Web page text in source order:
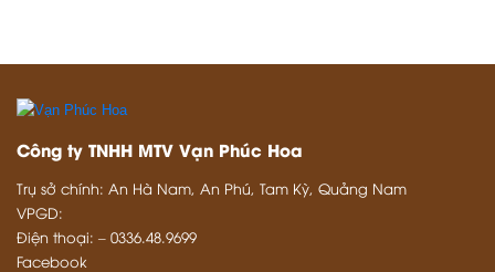
Công ty TNHH MTV Vạn Phúc Hoa
Trụ sở chính: An Hà Nam, An Phú, Tam Kỳ, Quảng Nam
VPGD:
Điện thoại: – 0336.48.9699
Facebook